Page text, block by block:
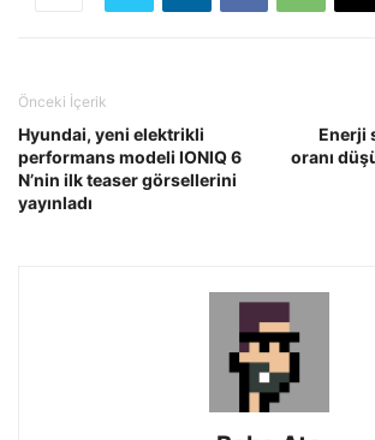
Önceki İçerik
Hyundai, yeni elektrikli
performans modeli IONIQ 6
N’nin ilk teaser görsellerini
yayınladı
Enerji
oranı